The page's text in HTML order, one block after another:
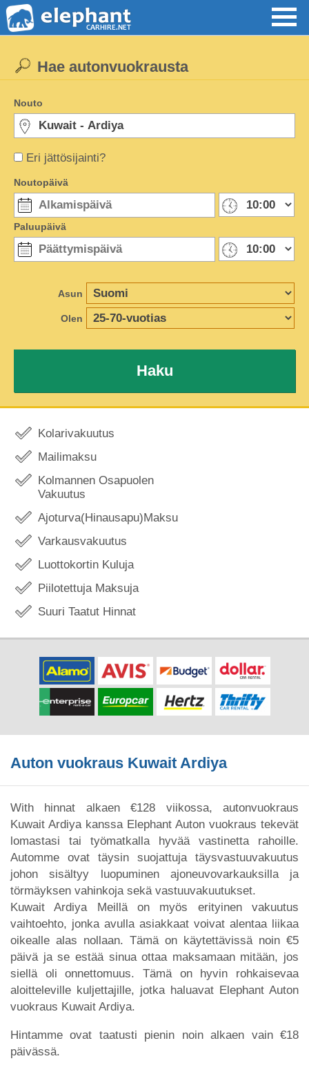
Eri jättösijainti?
Hae autonvuokrausta
Nouto
Noutopäivä
Paluupäivä
Asun
Olen
Haku
Kolarivakuutus
Mailimaksu
Kolmannen Osapuolen
Vakuutus
Ajoturva(Hinausapu)Maksu
Varkausvakuutus
Luottokortin Kuluja
Piilotettuja Maksuja
Suuri Taatut Hinnat
Auton vuokraus Kuwait Ardiya
With hinnat alkaen €128 viikossa, autonvuokraus
Kuwait Ardiya kanssa Elephant Auton vuokraus tekevät
lomastasi tai työmatkalla hyvää vastinetta rahoille.
Automme ovat täysin suojattuja täysvastuuvakuutus
johon sisältyy luopuminen ajoneuvovarkauksilla ja
törmäyksen vahinkoja sekä vastuuvakuutukset.
Kuwait Ardiya Meillä on myös erityinen vakuutus
vaihtoehto, jonka avulla asiakkaat voivat alentaa liikaa
oikealle alas nollaan. Tämä on käytettävissä noin €5
päivä ja se estää sinua ottaa maksamaan mitään, jos
siellä oli onnettomuus. Tämä on hyvin rohkaisevaa
aloitteleville kuljettajille, jotka haluavat Elephant Auton
vuokraus Kuwait Ardiya.
Hintamme ovat taatusti pienin noin alkaen vain €18
päivässä.